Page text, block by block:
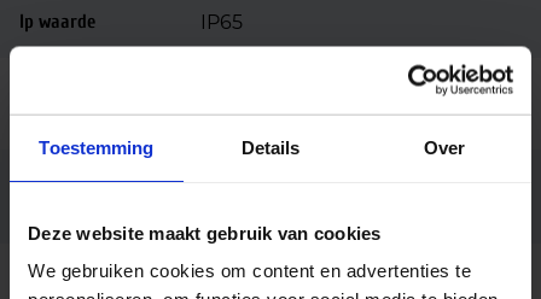
Toestemming Details Over
Deze website maakt gebruik van cookies
We gebruiken cookies om content en advertenties te
Ip waarde IP65
(v)
Voorschakelappar
Kleur consistentie
<6 SDCM